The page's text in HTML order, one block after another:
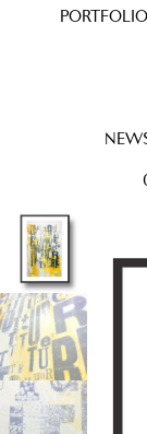
PORTFOLIO